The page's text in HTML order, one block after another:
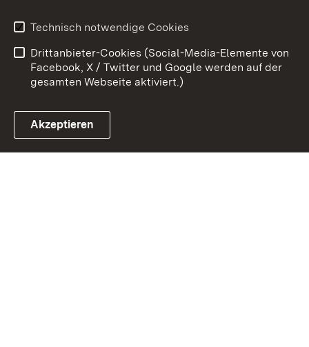
Link zum Landesportal
Kontakt
Impressum
Cookies
Technisch notwendige Cookies
Drittanbieter-Cookies (Social-Media-Elemente von
Facebook, X / Twitter und Google werden auf der
gesamten Webseite aktiviert.)
Akzeptieren